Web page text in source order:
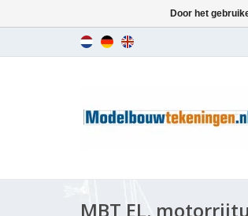
MBT EL.
Door het